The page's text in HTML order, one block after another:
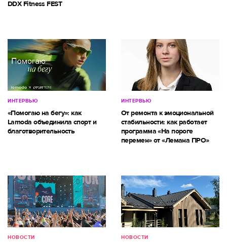
DDX Fitness FEST
ИНТЕРВЬЮ
«Помогаю на бегу»: как
Lamoda объединила спорт и
благотворительность
ИНТЕРВЬЮ
От ремонта к эмоциональной
стабильности: как работает
программа «На пороге
перемен» от «Лемана ПРО»
НОВОСТИ НОВОСТИ